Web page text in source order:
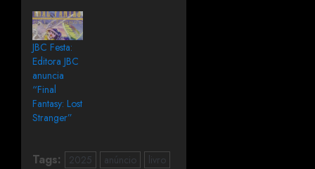
JBC Festa:
Editora JBC
anuncia
“Final
Fantasy: Lost
Stranger”
Tags: 2025 anúncio
livro